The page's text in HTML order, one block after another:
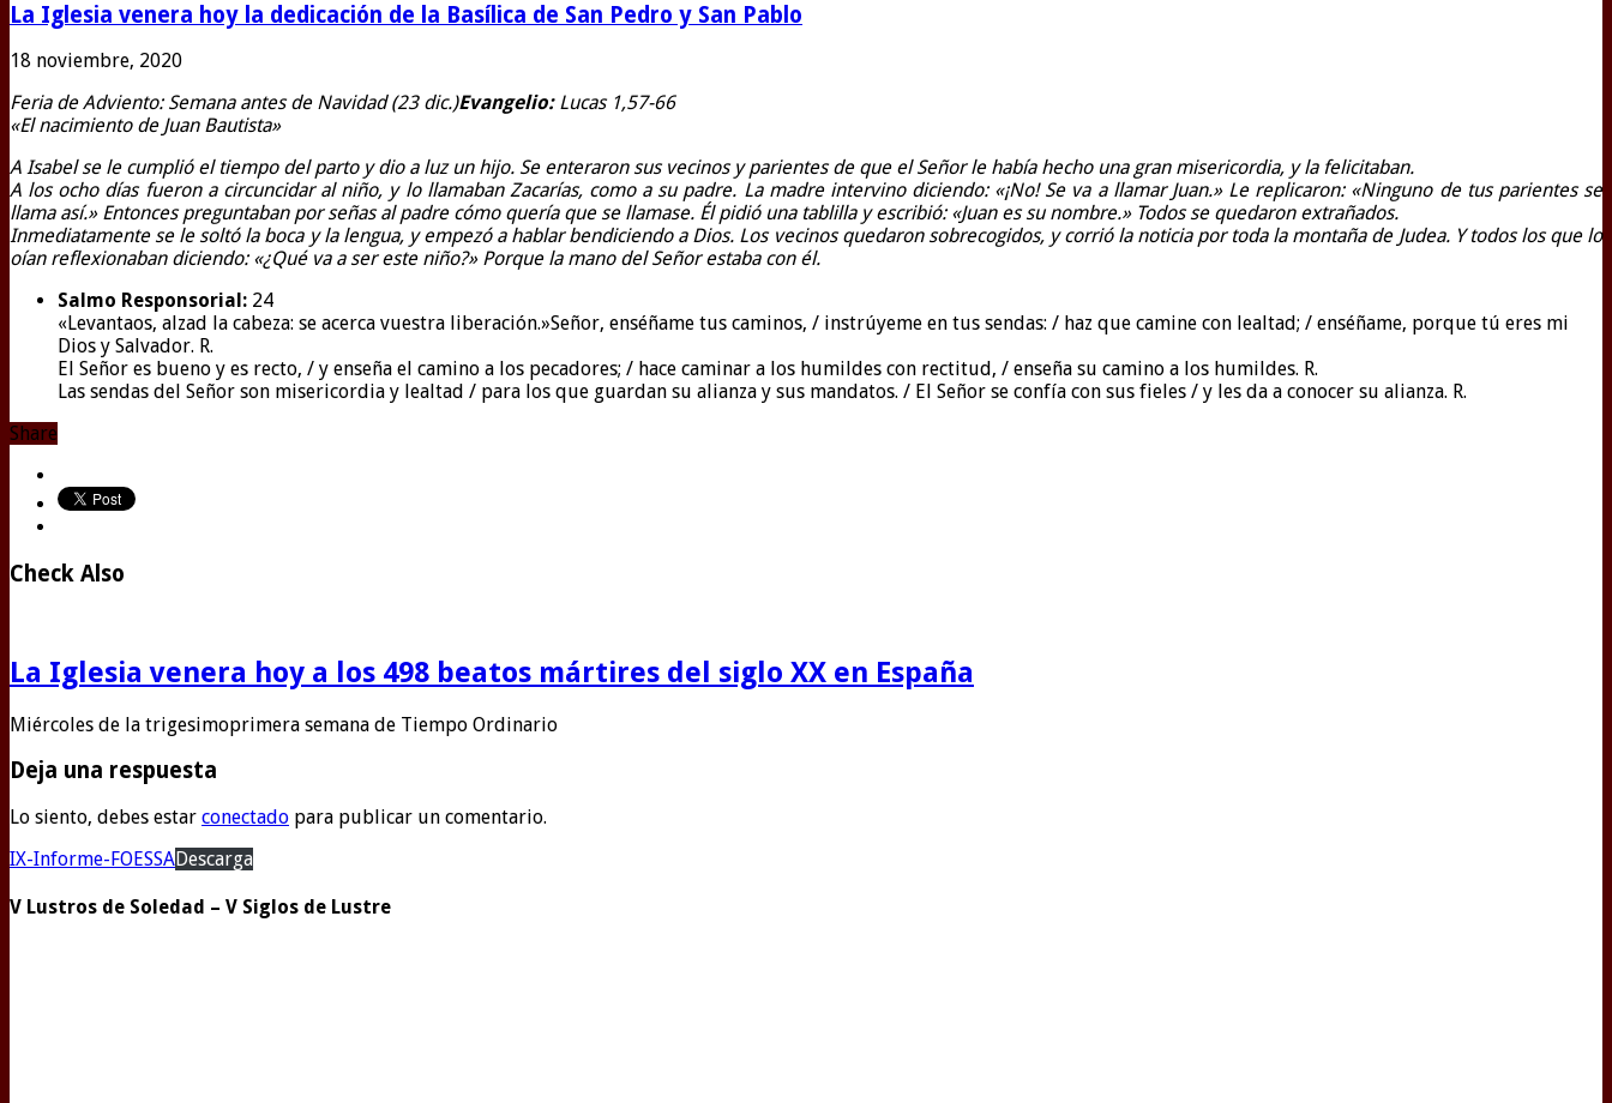
La Iglesia venera hoy la dedicación de la Basílica de San Pedro y San Pablo
18 noviembre, 2020
Feria de Adviento: Semana antes de Navidad (23 dic.)Evangelio:Lucas 1,57-66
«El nacimiento de Juan Bautista»
A Isabel se le cumplió el tiempo del parto y dio a luz un hijo. Se enteraron sus vecinos y parientes de que el Señor le había hecho una gran misericordia, y la felicitaban.
A los ocho días fueron a circuncidar al niño, y lo llamaban Zacarías, como a su padre. La madre intervino diciendo: «¡No! Se va a llamar Juan.» Le replicaron: «Ninguno de tus parientes se
llama así.» Entonces preguntaban por señas al padre cómo quería que se llamase. Él pidió una tablilla y escribió: «Juan es su nombre.» Todos se quedaron extrañados.
Inmediatamente se le soltó la boca y la lengua, y empezó a hablar bendiciendo a Dios. Los vecinos quedaron sobrecogidos, y corrió la noticia por toda la montaña de Judea. Y todos los que lo
oían reflexionaban diciendo: «¿Qué va a ser este niño?» Porque la mano del Señor estaba con él.
Salmo Responsorial: 24
«Levantaos, alzad la cabeza: se acerca vuestra liberación.»Señor, enséñame tus caminos, / instrúyeme en tus sendas: / haz que camine con lealtad; / enséñame, porque tú eres mi
Dios y Salvador. R.
El Señor es bueno y es recto, / y enseña el camino a los pecadores; / hace caminar a los humildes con rectitud, / enseña su camino a los humildes. R.
Las sendas del Señor son misericordia y lealtad / para los que guardan su alianza y sus mandatos. / El Señor se confía con sus fieles / y les da a conocer su alianza. R.
Share
Check Also
La Iglesia venera hoy a los 498 beatos mártires del siglo XX en España
Miércoles de la trigesimoprimera semana de Tiempo Ordinario
Deja una respuesta
Lo siento, debes estar conectado para publicar un comentario.
IX-Informe-FOESSADescarga
V Lustros de Soledad – V Siglos de Lustre